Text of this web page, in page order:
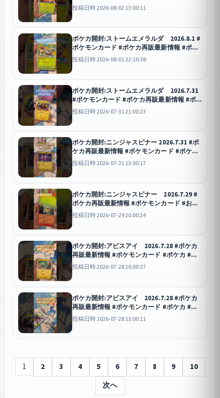
ポケ #ポケカ #おれポケ #ポケモン #ポケカ
開封 #pokemon #ポケモンgo
投稿日時 2026-08-02 13:00:11
ポケカ開封:ストームエメラルダ 2026.8.1 #
ポケモンカード #ポケカ再販最新情報 #ポケ
ポケ #ポケカ #ポケモン #pokemoncards #
ガチャ #オリパ #ポケカ開封 #先行対戦
投稿日時 2026-08-01 22:10:38
ポケカ開封:ストームエメラルダ 2026.7.31
#ポケモンカード #ポケカ再販最新情報 #ポ
ケポケ #ポケカ #ポケモン #pokemon
#pokemoncards #オリパ #ガチャ
投稿日時 2026-07-31 21:00:23
ポケカ開封:ニンジャスピナー 2026.7.31 #ポ
ケカ再販最新情報 #ポケモンカード #ポケカ
#ストームエメラルダ #ポケポケ #おれポケ #
ポケモン #ポケポケ #pokemon
投稿日時 2026-07-31 13:00:17
ポケカ開封:ニンジャスピナー 2026.7.29 #
ポケカ再販最新情報 #ポケモンカード #おれ
ポケ #ポケカ #ポケポケ #pokemon #ポケモ
ン #最強デッキ #ポケカ開封 #ポケモンgo
投稿日時 2026-07-29 20:00:24
ポケカ開封:アビスアイ 2026.7.28 #ポケカ
再販最新情報 #ポケモンカード #ポケカ #お
れポケ #ポケポケ #pokemon #ポケモン
#pokemon #pokemoncards
投稿日時 2026-07-28 20:00:37
ポケカ開封:アビスアイ 2026.7.28 #ポケカ
再販最新情報 #ポケモンカード #ポケカ #お
れポケ #ポケポケ #ポケモン #pokemon #ポ
ケカ開封 #pokemon #オリパ #ガチャ
投稿日時 2026-07-28 13:00:11
1 2 3 4 5 6 7 8 9
10
次へ